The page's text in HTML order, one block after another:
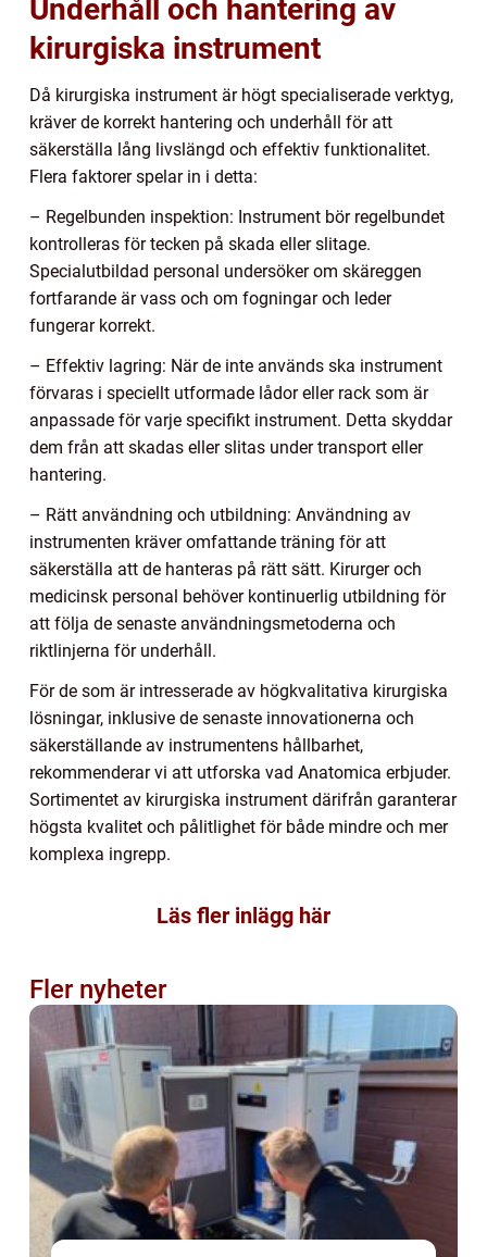
Underhåll och hantering av
kirurgiska instrument
Då kirurgiska instrument är högt specialiserade verktyg,
kräver de korrekt hantering och underhåll för att
säkerställa lång livslängd och effektiv funktionalitet.
Flera faktorer spelar in i detta:
– Regelbunden inspektion: Instrument bör regelbundet
kontrolleras för tecken på skada eller slitage.
Specialutbildad personal undersöker om skäreggen
fortfarande är vass och om fogningar och leder
fungerar korrekt.
– Effektiv lagring: När de inte används ska instrument
förvaras i speciellt utformade lådor eller rack som är
anpassade för varje specifikt instrument. Detta skyddar
dem från att skadas eller slitas under transport eller
hantering.
– Rätt användning och utbildning: Användning av
instrumenten kräver omfattande träning för att
säkerställa att de hanteras på rätt sätt. Kirurger och
medicinsk personal behöver kontinuerlig utbildning för
att följa de senaste användningsmetoderna och
riktlinjerna för underhåll.
För de som är intresserade av högkvalitativa kirurgiska
lösningar, inklusive de senaste innovationerna och
säkerställande av instrumentens hållbarhet,
rekommenderar vi att utforska vad Anatomica erbjuder.
Sortimentet av kirurgiska instrument därifrån garanterar
högsta kvalitet och pålitlighet för både mindre och mer
komplexa ingrepp.
Läs fler inlägg här
Fler nyheter